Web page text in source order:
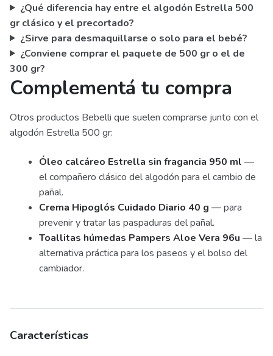
¿Qué diferencia hay entre el algodón Estrella 500
gr clásico y el precortado?
¿Sirve para desmaquillarse o solo para el bebé?
¿Conviene comprar el paquete de 500 gr o el de
300 gr?
Complementá tu compra
Otros productos Bebelli que suelen comprarse junto con el
algodón Estrella 500 gr:
Óleo calcáreo Estrella sin fragancia 950 ml —
el compañero clásico del algodón para el cambio de
pañal.
Crema Hipoglós Cuidado Diario 40 g — para
prevenir y tratar las paspaduras del pañal.
Toallitas húmedas Pampers Aloe Vera 96u — la
alternativa práctica para los paseos y el bolso del
cambiador.
Características